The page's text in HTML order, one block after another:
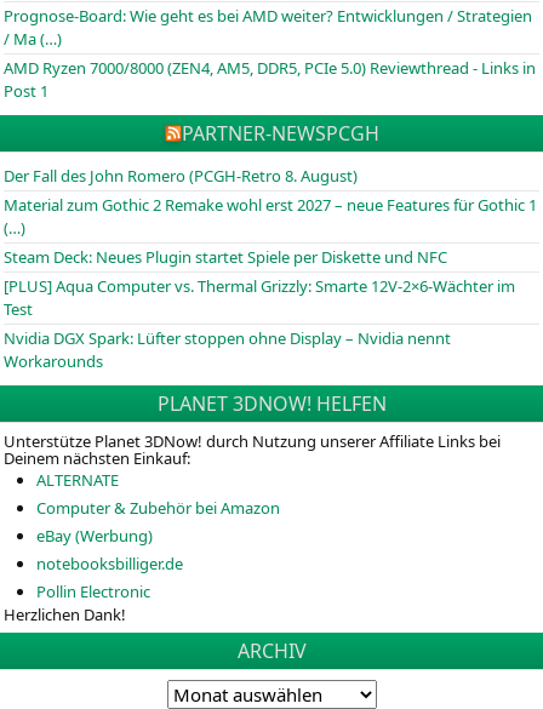
Prognose-Board: Wie geht es bei AMD weiter? Entwicklungen / Strategien
/ Ma (…)
AMD Ryzen 7000/8000 (ZEN4, AM5, DDR5, PCIe 5.0) Reviewthread - Links in
Post 1
PARTNER-NEWSPCGH
Der Fall des John Romero (PCGH-Retro 8. August)
Material zum Gothic 2 Remake wohl erst 2027 – neue Features für Gothic 1
(…)
Steam Deck: Neues Plugin startet Spiele per Diskette und NFC
[PLUS] Aqua Computer vs. Thermal Grizzly: Smarte 12V-2×6-Wächter im
Test
Nvidia DGX Spark: Lüfter stoppen ohne Display – Nvidia nennt
Workarounds
PLANET 3DNOW! HELFEN
Unterstütze Planet 3DNow! durch Nutzung unserer Affiliate Links bei
Deinem nächsten Einkauf:
ALTERNATE
Computer & Zubehör bei Amazon
eBay (Werbung)
notebooksbilliger.de
Pollin Electronic
Herzlichen Dank!
ARCHIV